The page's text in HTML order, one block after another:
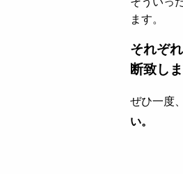
ます。
それぞ
断致し
ぜひ一度
い。